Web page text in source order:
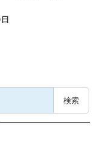
検索